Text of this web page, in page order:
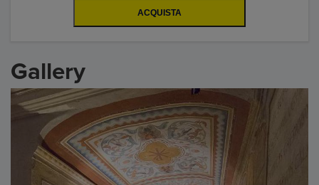
Gallery